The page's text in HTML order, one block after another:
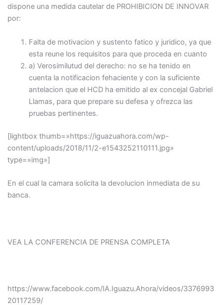
dispone una medida cautelar de PROHIBICION DE INNOVAR
por:
Falta de motivacion y sustento fatico y juridico, ya que
esta reune los requisitos para que proceda en cuanto
a) Verosimilutud del derecho: no se ha tenido en
cuenta la notificacion fehaciente y con la suficiente
antelacion que el HCD ha emitido al ex concejal Gabriel
Llamas, para que prepare su defesa y ofrezca las
pruebas pertinentes.
[lightbox thumb=»https://iguazuahora.com/wp-
content/uploads/2018/11/2-e1543252110111.jpg»
type=»img»]
En el cual la camara solicita la devolucion inmediata de su
banca.
VEA LA CONFERENCIA DE PRENSA COMPLETA
https://www.facebook.com/IA.Iguazu.Ahora/videos/3376993
20117259/